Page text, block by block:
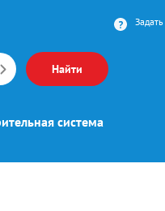
Найти
система